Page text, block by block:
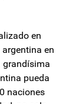
en
en
grandísima
pueda
naciones